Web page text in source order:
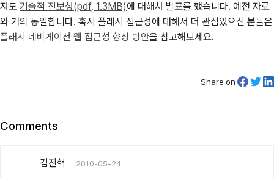
저도 기술적 진보성(pdf, 1.3MB)에 대해서 발표를 했습니다. 예전 자료
와 거의 동일합니다. 혹시 플래시 접근성에 대해서 더 관심있으신 분들은
플래시 네비게이션 웹 접근성 향상 방안을 참고해보세요.
Share on
Comments
김진혁 2010-05-24